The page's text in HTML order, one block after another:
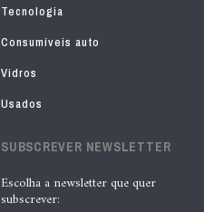
Tecnologia
Consumíveis auto
Vidros
Usados
SUBSCREVER NEWSLETTER
Escolha a newsletter que quer
subscrever: